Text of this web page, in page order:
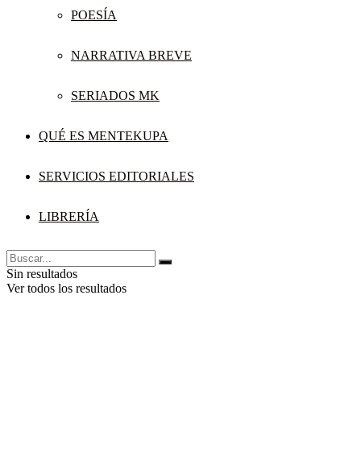
POESÍA
NARRATIVA BREVE
SERIADOS MK
QUÉ ES MENTEKUPA
SERVICIOS EDITORIALES
LIBRERÍA
Sin resultados
Ver todos los resultados